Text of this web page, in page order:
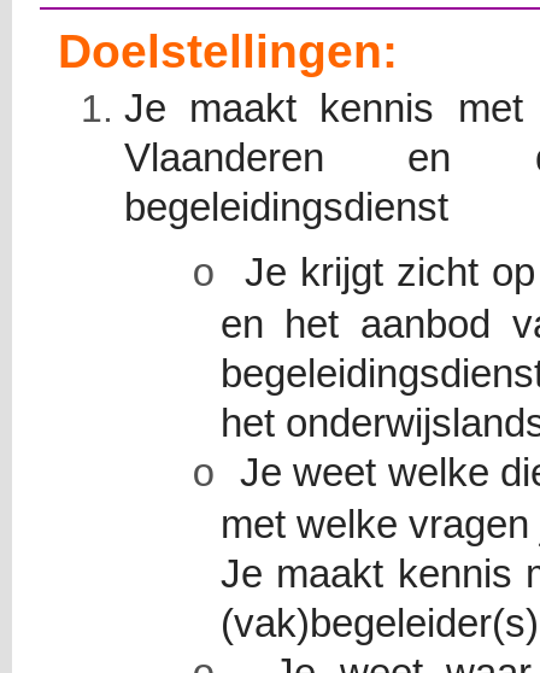
Doelstellingen:
Je maakt kennis met
Vlaanderen en
begeleidingsdienst
o
Je krijgt zicht
en het aanbod
het
o
Je weet welke
met welke
Je maakt kennis